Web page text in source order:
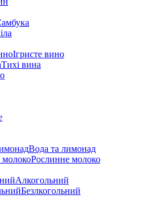
Ігристе вино
Тихі вина
Вода та лимонад
Рослинне молоко
Алкогольний
Безлкогольний